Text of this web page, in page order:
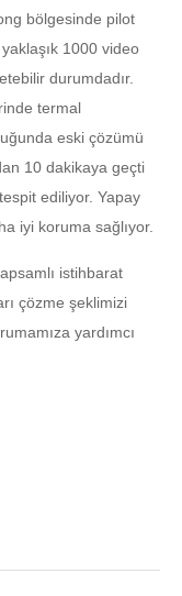
bölgesinde pilot
1000 video
durumdadır.
termal
eski çözümü
10 dakikaya geçti
ediliyor. Yapay
iyi koruma sağlıyor.
istihbarat
çözme şeklimizi
yardımcı